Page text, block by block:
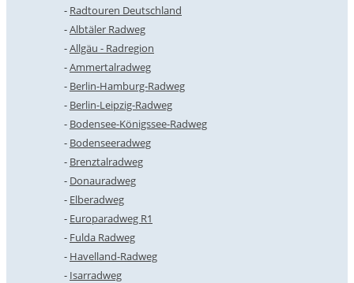
Radtouren Deutschland
Albtäler Radweg
Allgäu - Radregion
Ammertalradweg
Berlin-Hamburg-Radweg
Berlin-Leipzig-Radweg
Bodensee-Königssee-Radweg
Bodenseeradweg
Brenztalradweg
Donauradweg
Elberadweg
Europaradweg R1
Fulda Radweg
Havelland-Radweg
Isarradweg